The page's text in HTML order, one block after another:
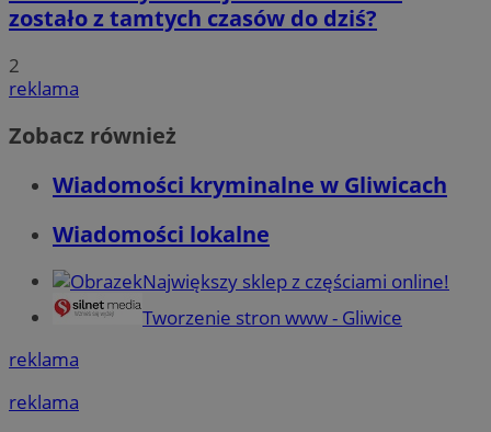
zostało z tamtych czasów do dziś?
2
reklama
Zobacz również
Wiadomości kryminalne w Gliwicach
Wiadomości lokalne
Największy sklep z częściami online!
Tworzenie stron www - Gliwice
reklama
reklama